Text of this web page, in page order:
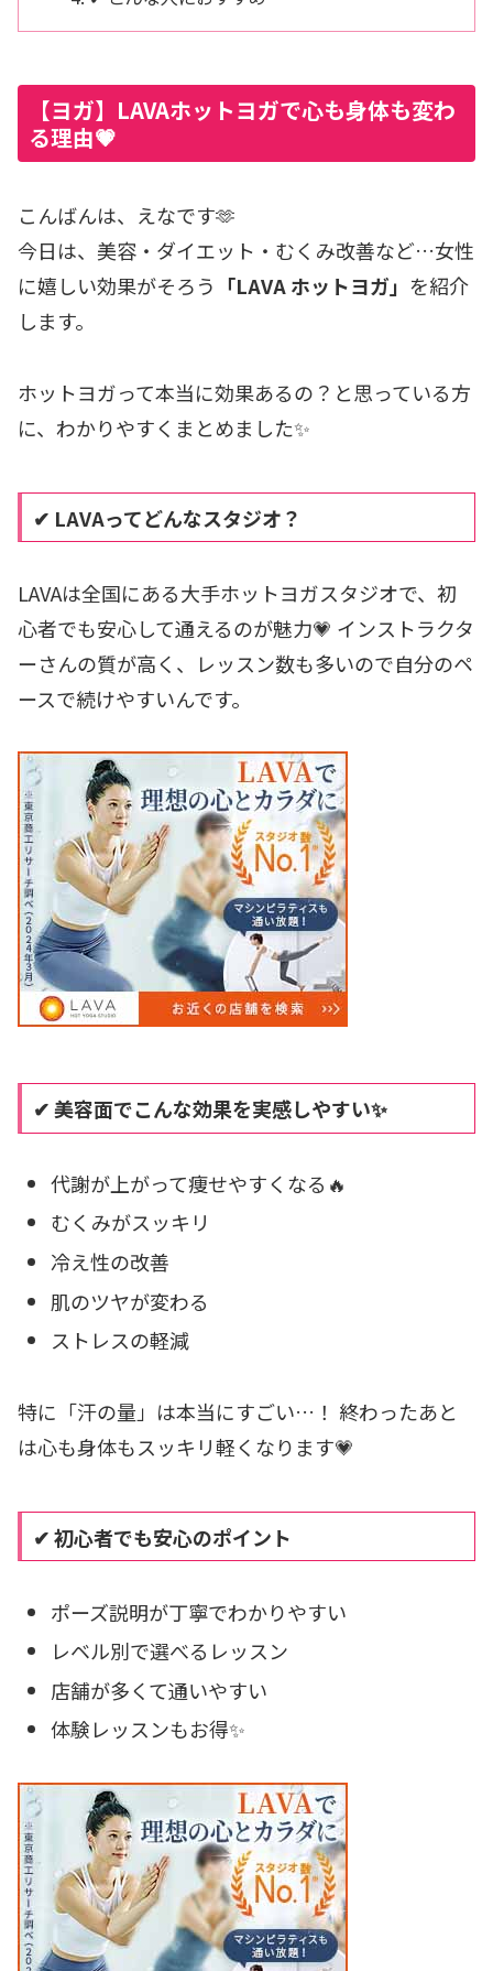
【ヨガ】LAVAホットヨガで心も身体も変わ
る理由💗
こんばんは、えなです🫶
今日は、美容・ダイエット・むくみ改善など…女性
に嬉しい効果がそろう 「LAVA ホットヨガ」 を紹介
します。
ホットヨガって本当に効果あるの？と思っている方
に、わかりやすくまとめました✨
✔ LAVAってどんなスタジオ？
LAVAは全国にある大手ホットヨガスタジオで、初
心者でも安心して通えるのが魅力💗 インストラクタ
ーさんの質が高く、レッスン数も多いので自分のペ
ースで続けやすいんです。
✔ 美容面でこんな効果を実感しやすい✨
代謝が上がって痩せやすくなる🔥
むくみがスッキリ
冷え性の改善
肌のツヤが変わる
ストレスの軽減
特に「汗の量」は本当にすごい…！ 終わったあと
は心も身体もスッキリ軽くなります💗
✔ 初心者でも安心のポイント
ポーズ説明が丁寧でわかりやすい
レベル別で選べるレッスン
店舗が多くて通いやすい
体験レッスンもお得✨